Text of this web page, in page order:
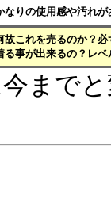
りの使用感や汚れが
これを売るのか？必
事が出来るの？レベ
まで